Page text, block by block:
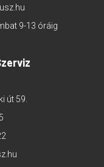
9-13 óráig
út 59.